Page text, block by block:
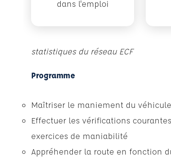
dans l'emploi
statistiques du réseau ECF
Programme
Maîtriser le maniement du
Effectuer les vérifications
exercices de maniabilité
Appréhender la route en fonction